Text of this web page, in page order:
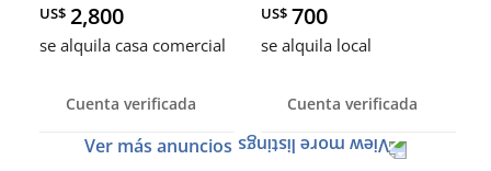
US$ 2,800
se alquila casa comercial
Cuenta verificada
US$ 700
se alquila local
Cuenta verificada
Ver más anuncios